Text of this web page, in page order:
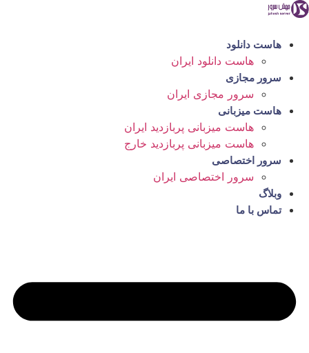
پرش
محتوا
هاست دانلود
هاست دانلود ایران
سرور مجازی
سرور مجازی ایران
هاست میزبانی
هاست میزبانی پربازدید ایران
هاست میزبانی پربازدید خارج
سرور اختصاصی
سرور اختصاصی ایران
وبلاگ
تماس با ما